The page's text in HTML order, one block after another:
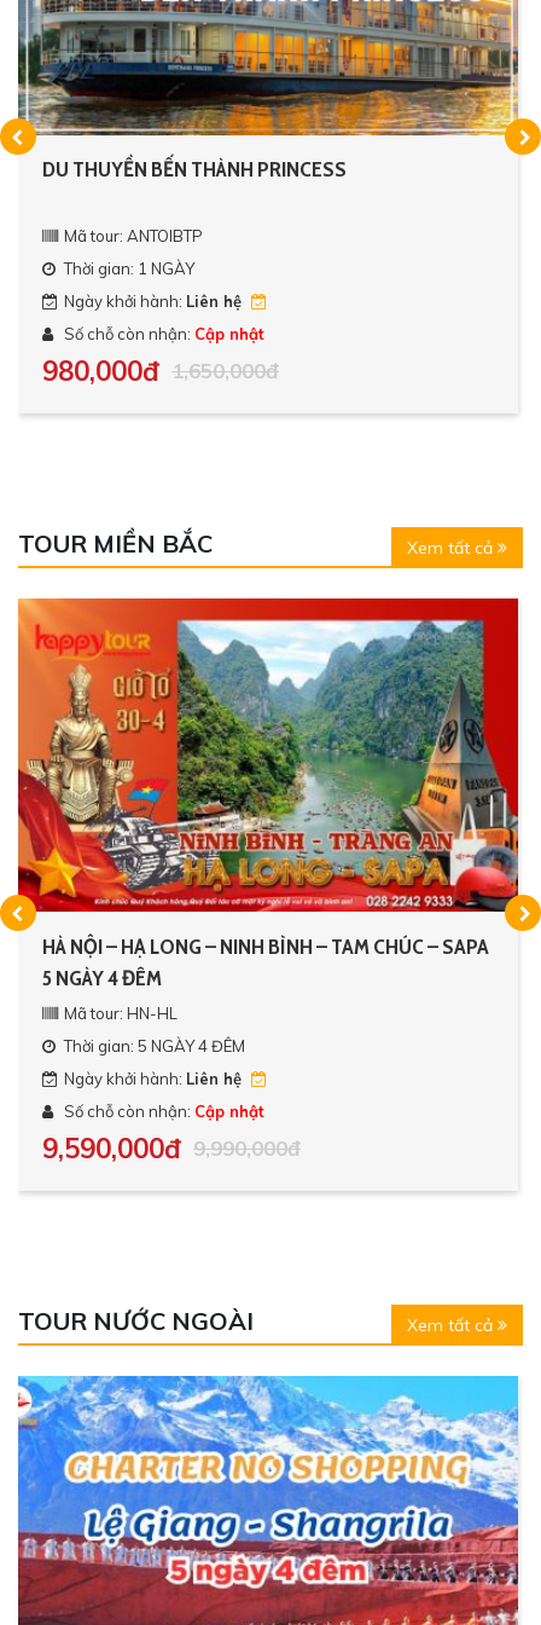
DU THUYỀN BẾN THÀNH PRINCESS
Mã tour: ANTOIBTP
Thời gian: 1 NGÀY
Ngày khởi hành: Liên hệ
Số chỗ còn nhận: Cập nhật
980,000đ 1,650,000đ
TOUR MIỀN BẮC Xem tất cả
HÀ NỘI – HẠ LONG – NINH BÌNH – TAM CHÚC – SAPA
5 NGÀY 4 ĐÊM
Mã tour: HN-HL
Thời gian: 5 NGÀY 4 ĐÊM
Ngày khởi hành: Liên hệ
Số chỗ còn nhận: Cập nhật
9,590,000đ 9,990,000đ
TOUR NƯỚC NGOÀI Xem tất cả